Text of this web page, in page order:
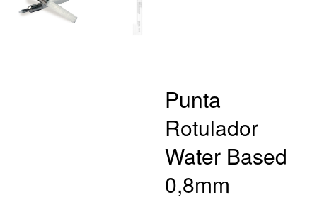
Punta
Rotulador
Water Based
0,8mm